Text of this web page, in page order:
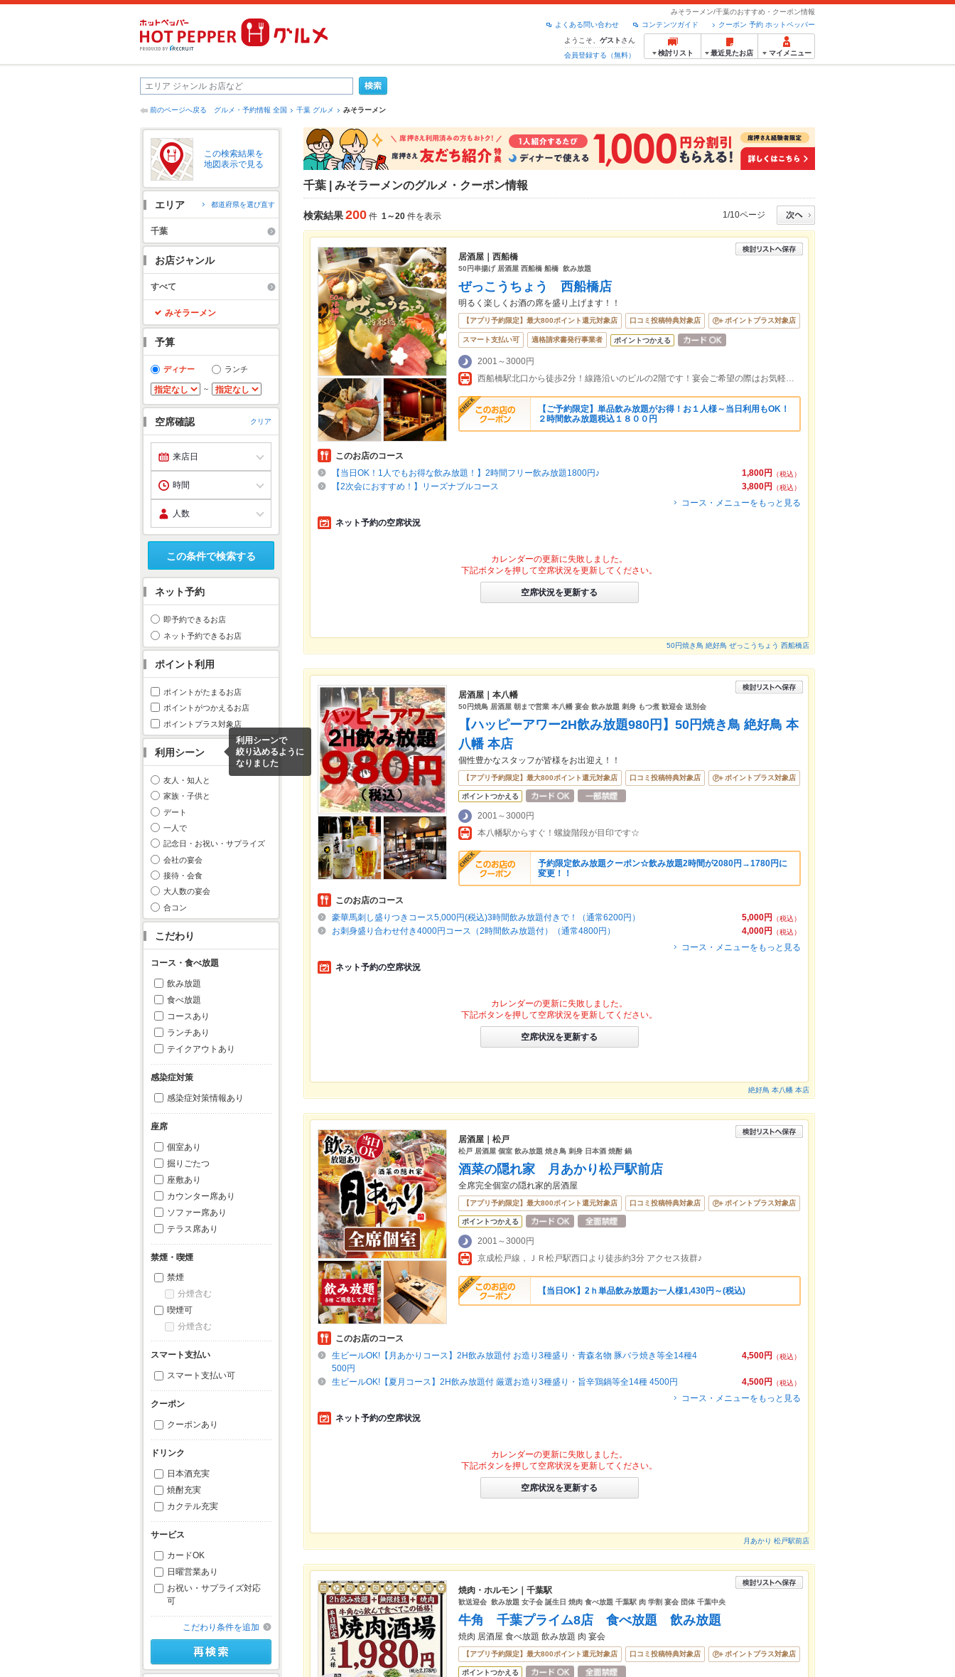
みそラーメン/千葉のおすすめ・クーポン情報
クーポン 予約 ホットペッパー
コンテンツガイド
よくある問い合わせ
ようこそ、 ゲスト さん
会員登録する（無料）
検討リスト 最近見たお店 マイメニュー
前のページへ戻る グルメ・予約情報 全国 千葉 グルメ みそラーメン
この検索結果を
地図表示で見る
エリア 都道府県を選び直す
千葉
お店ジャンル
すべて
みそラーメン
予算
ディナー ランチ
～
空席確認 クリア
この条件で検索する
ネット予約
即予約できるお店
ネット予約できるお店
ポイント利用
ポイントがたまるお店
ポイントがつかえるお店
ポイントプラス対象店
利用シーン
利用シーンで
絞り込めるように
なりました
友人・知人と
家族・子供と
デート
一人で
記念日・お祝い・サプライズ
会社の宴会
接待・会食
大人数の宴会
合コン
こだわり
コース・食べ放題
飲み放題
食べ放題
コースあり
ランチあり
テイクアウトあり
感染症対策
感染症対策情報あり
座席
個室あり
掘りごたつ
座敷あり
カウンター席あり
ソファー席あり
テラス席あり
禁煙・喫煙
禁煙
分煙含む
喫煙可
分煙含む
スマート支払い
スマート支払い可
クーポン
クーポンあり
ドリンク
日本酒充実
焼酎充実
カクテル充実
サービス
カードOK
日曜営業あり
お祝い・サプライズ対応
可
こだわり条件を追加
千葉 | みそラーメンのグルメ・クーポン情報
検索結果200 件 1～20 件を表示 1/10ページ
居酒屋｜西船橋
50円串揚げ 居酒屋 西船橋 船橋 飲み放題
ぜっこうちょう 西船橋店
明るく楽しくお酒の席を盛り上げます！！
【アプリ予約限定】最大800ポイント還元対象店 口コミ投稿特典対象店 ポイントプラス対象店
スマート支払い可 適格請求書発行事業者 ポイントつかえる
2001～3000円
西船橋駅北口から徒歩2分！線路沿いのビルの2階です！宴会ご希望の際はお気軽にお問い合わせください♪
【ご予約限定】単品飲み放題がお得！お１人様～当日利用もOK！
２時間飲み放題税込１８００円
このお店のコース
1,800円
（税込）
【当日OK！1人でもお得な飲み放題！】2時間フリー飲み放題1800円♪
3,800円
（税込）
【2次会におすすめ！】リーズナブルコース
コース・メニューをもっと見る
ネット予約の空席状況
カレンダーの更新に失敗しました。
下記ボタンを押して空席状況を更新してください。
空席状況を更新する
50円焼き鳥 絶好鳥 ぜっこうちょう 西船橋店
居酒屋｜本八幡
50円焼鳥 居酒屋 朝まで営業 本八幡 宴会 飲み放題 刺身 もつ煮 歓迎会 送別会
【ハッピーアワー2H飲み放題980円】50円焼き鳥 絶好鳥 本
八幡 本店
個性豊かなスタッフが皆様をお出迎え！！
【アプリ予約限定】最大800ポイント還元対象店 口コミ投稿特典対象店 ポイントプラス対象店
ポイントつかえる
2001～3000円
本八幡駅からすぐ！螺旋階段が目印です☆
予約限定飲み放題クーポン☆飲み放題2時間が2080円→1780円に
変更！！
このお店のコース
5,000円
（税込）
豪華馬刺し盛りつきコース5,000円(税込)3時間飲み放題付きで！（通常6200円）
4,000円
（税込）
お刺身盛り合わせ付き4000円コース（2時間飲み放題付）（通常4800円）
コース・メニューをもっと見る
ネット予約の空席状況
カレンダーの更新に失敗しました。
下記ボタンを押して空席状況を更新してください。
空席状況を更新する
絶好鳥 本八幡 本店
居酒屋｜松戸
松戸 居酒屋 個室 飲み放題 焼き鳥 刺身 日本酒 焼酎 鍋
酒菜の隠れ家 月あかり松戸駅前店
全席完全個室の隠れ家的居酒屋
【アプリ予約限定】最大800ポイント還元対象店 口コミ投稿特典対象店 ポイントプラス対象店
ポイントつかえる
2001～3000円
京成松戸線，ＪＲ松戸駅西口より徒歩約3分 アクセス抜群♪
【当日OK】2ｈ単品飲み放題お一人様1,430円～(税込)
このお店のコース
4,500円
（税込）
生ビールOK!【月あかりコース】2H飲み放題付 お造り3種盛り・青森名物 豚バラ焼き等全14種4
500円
4,500円
（税込）
生ビールOK!【夏月コース】2H飲み放題付 厳選お造り3種盛り・旨辛鶏鍋等全14種 4500円
コース・メニューをもっと見る
ネット予約の空席状況
カレンダーの更新に失敗しました。
下記ボタンを押して空席状況を更新してください。
空席状況を更新する
月あかり 松戸駅前店
焼肉・ホルモン｜千葉駅
歓送迎会 飲み放題 女子会 誕生日 焼肉 食べ放題 千葉駅 肉 学割 宴会 団体 千葉中央
牛角 千葉プライム8店 食べ放題 飲み放題
焼肉 居酒屋 食べ放題 飲み放題 肉 宴会
【アプリ予約限定】最大800ポイント還元対象店 口コミ投稿特典対象店 ポイントプラス対象店
ポイントつかえる